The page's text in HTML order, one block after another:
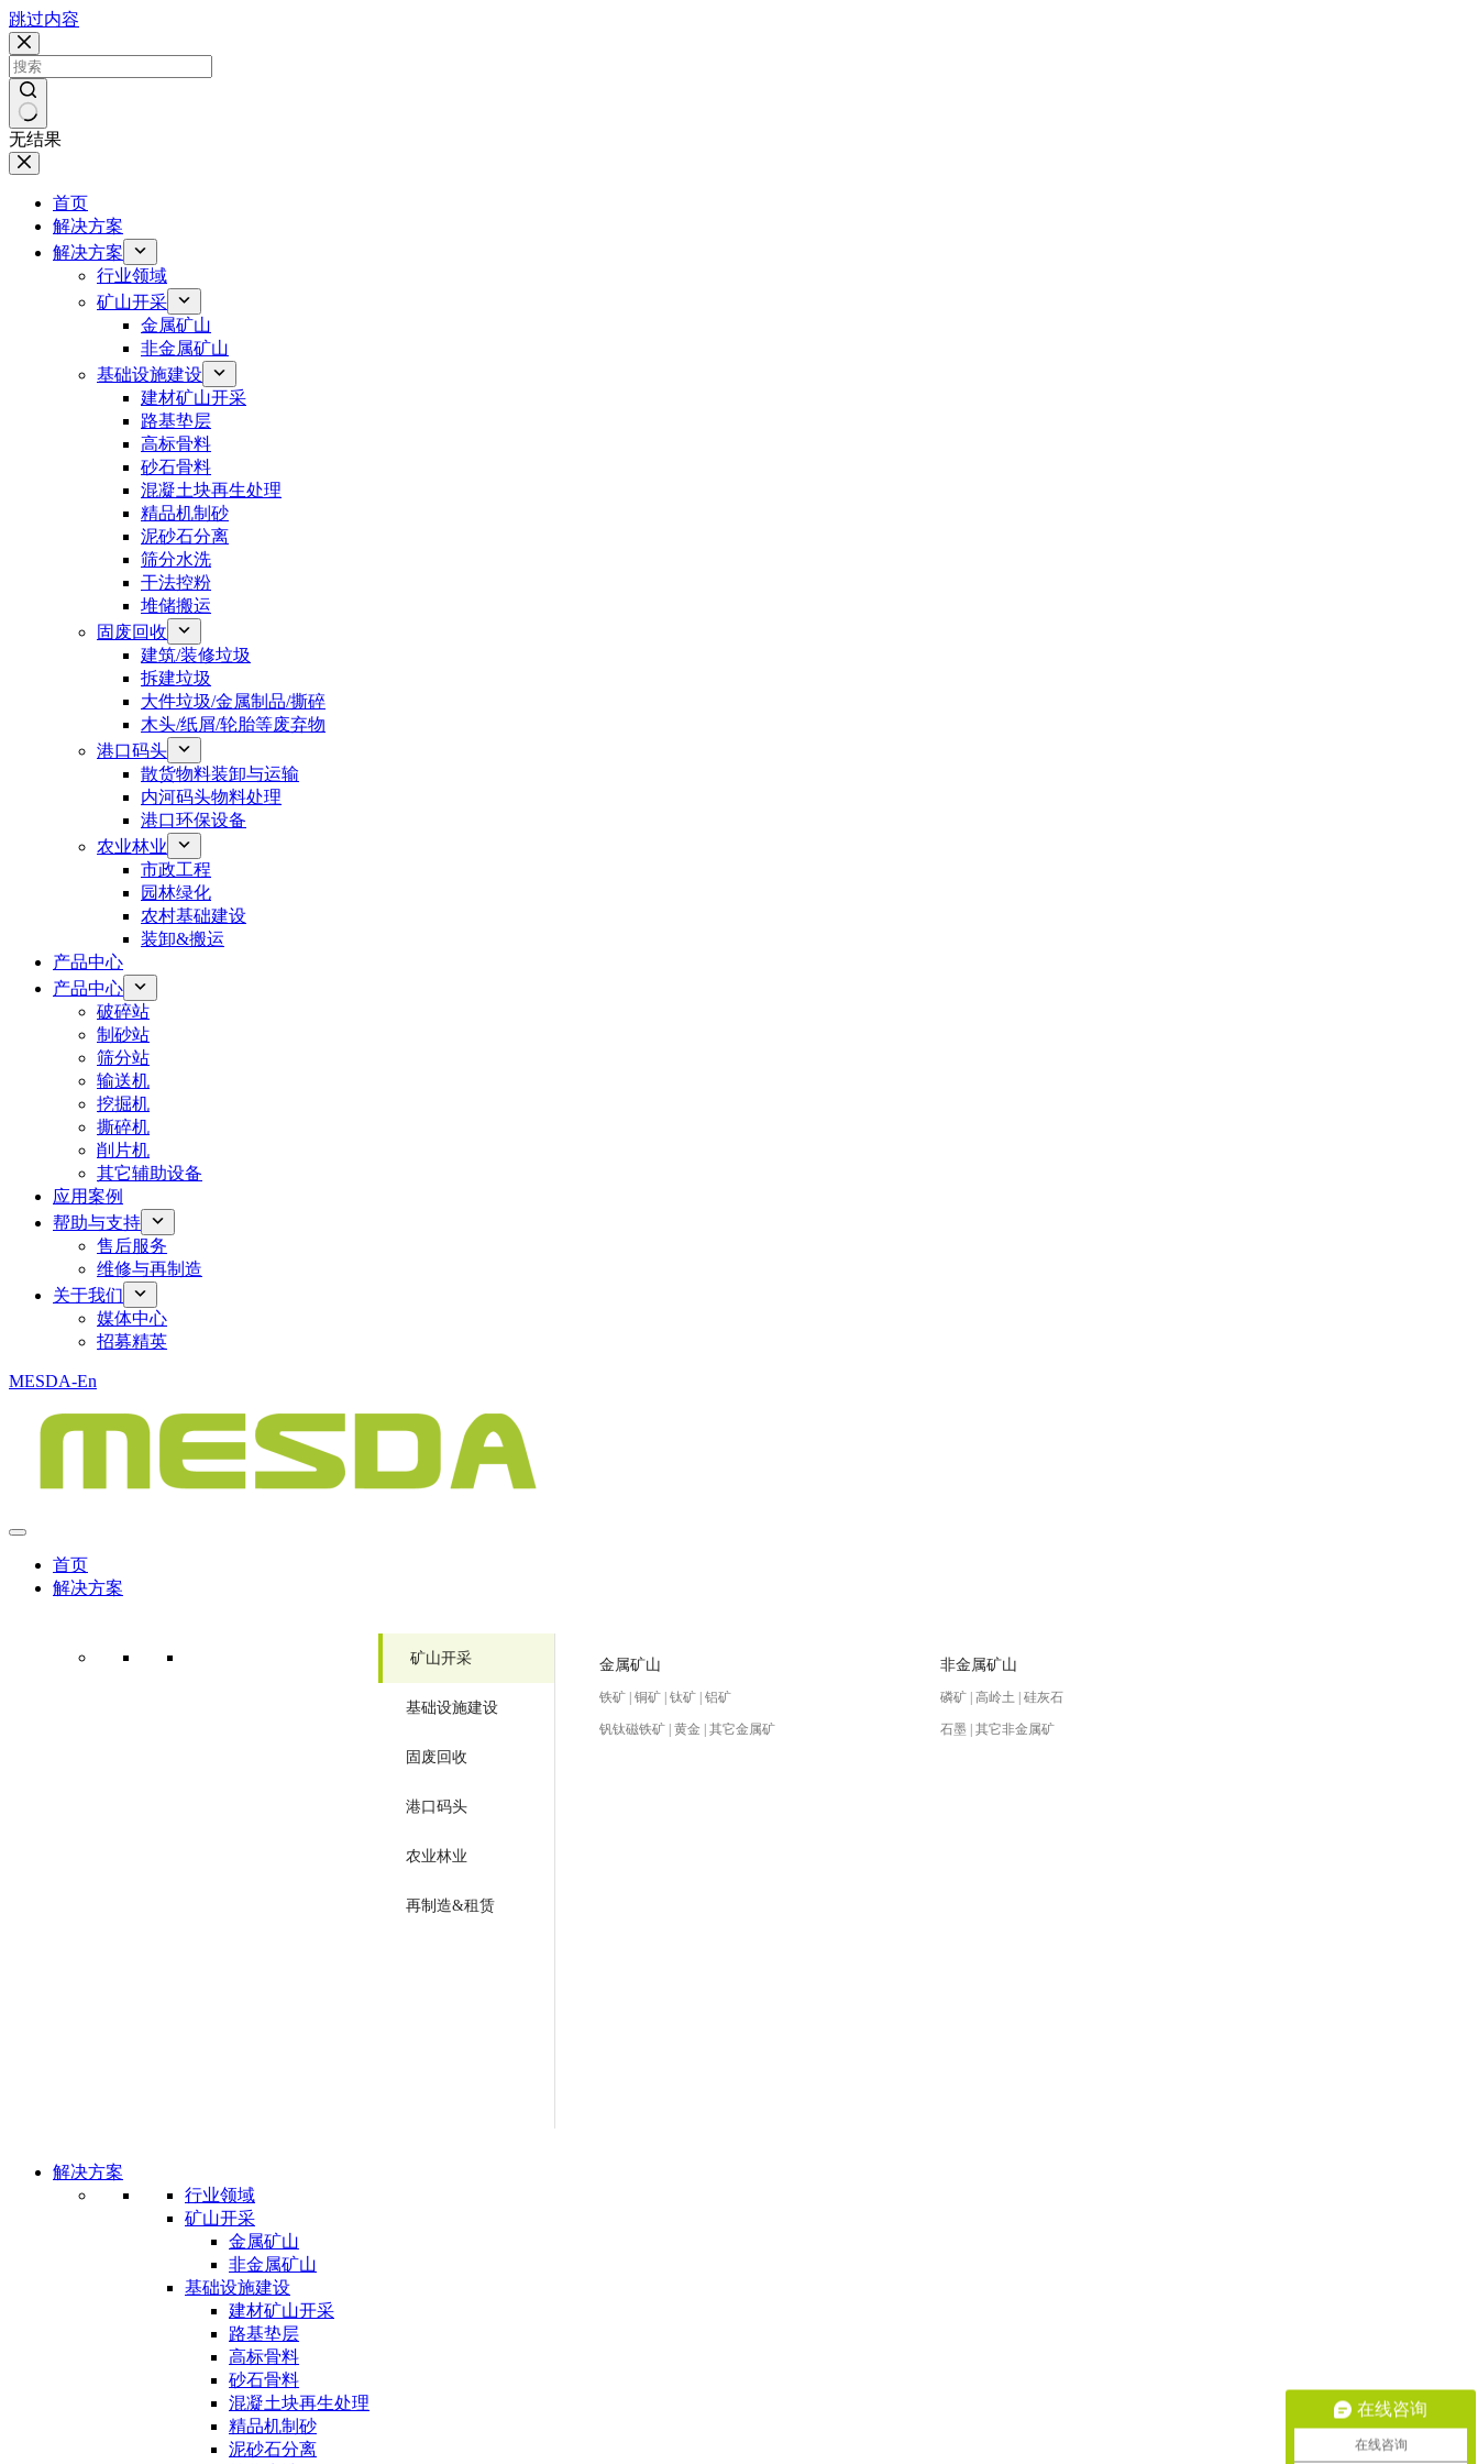
跳过内容
无结果
首页
解决方案
解决方案
行业领域
矿山开采
金属矿山
非金属矿山
基础设施建设
建材矿山开采
路基垫层
高标骨料
砂石骨料
混凝土块再生处理
精品机制砂
泥砂石分离
筛分水洗
干法控粉
堆储搬运
固废回收
建筑/装修垃圾
拆建垃圾
大件垃圾/金属制品/撕碎
木头/纸屑/轮胎等废弃物
港口码头
散货物料装卸与运输
内河码头物料处理
港口环保设备
农业林业
市政工程
园林绿化
农村基础建设
装卸&搬运
产品中心
产品中心
破碎站
制砂站
筛分站
输送机
挖掘机
撕碎机
削片机
其它辅助设备
应用案例
帮助与支持
售后服务
维修与再制造
关于我们
媒体中心
招募精英
MESDA-En
首页
解决方案
矿山开采
基础设施建设
固废回收
港口码头
农业林业
再制造&租赁
金属矿山
铁矿 | 铜矿 | 钛矿 | 铝矿
钒钛磁铁矿 | 黄金 | 其它金属矿
非金属矿山
磷矿 | 高岭土 | 硅灰石
石墨 | 其它非金属矿
解决方案
行业领域
矿山开采
金属矿山
非金属矿山
基础设施建设
建材矿山开采
路基垫层
高标骨料
砂石骨料
混凝土块再生处理
精品机制砂
泥砂石分离
在线咨询
在线咨询